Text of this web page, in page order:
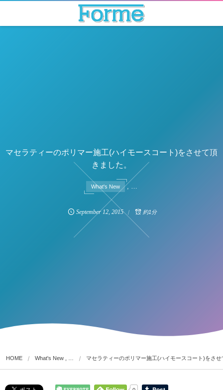
マセラティーのポリマー施工(ハイモースコート)をさせて頂
きました。
What's New , …
September 12, 2015 約1分
HOME What's New , … マセラティーのポリマー施工(ハイモースコート)をさ